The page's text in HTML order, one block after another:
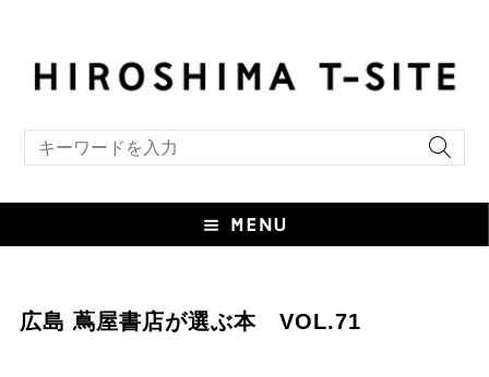
広島 蔦屋書店が選ぶ本 VOL.71